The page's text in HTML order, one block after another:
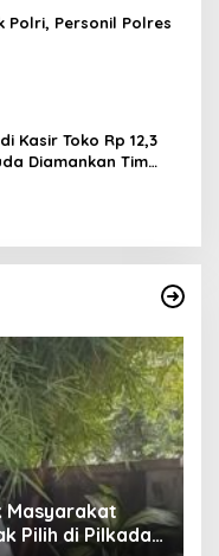
Polri, Personil Polres
Kasir Toko Rp 12,3
Diamankan Tim
Sumenep
Masyarakat
Pilih di Pilkada